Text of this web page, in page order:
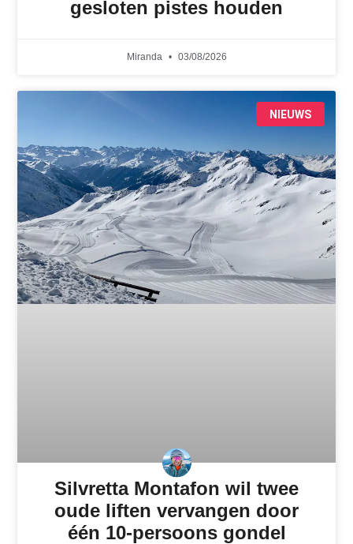
gesloten pistes houden
Miranda 03/08/2026
NIEUWS
Silvretta Montafon wil twee
oude liften vervangen door
één 10-persoons gondel